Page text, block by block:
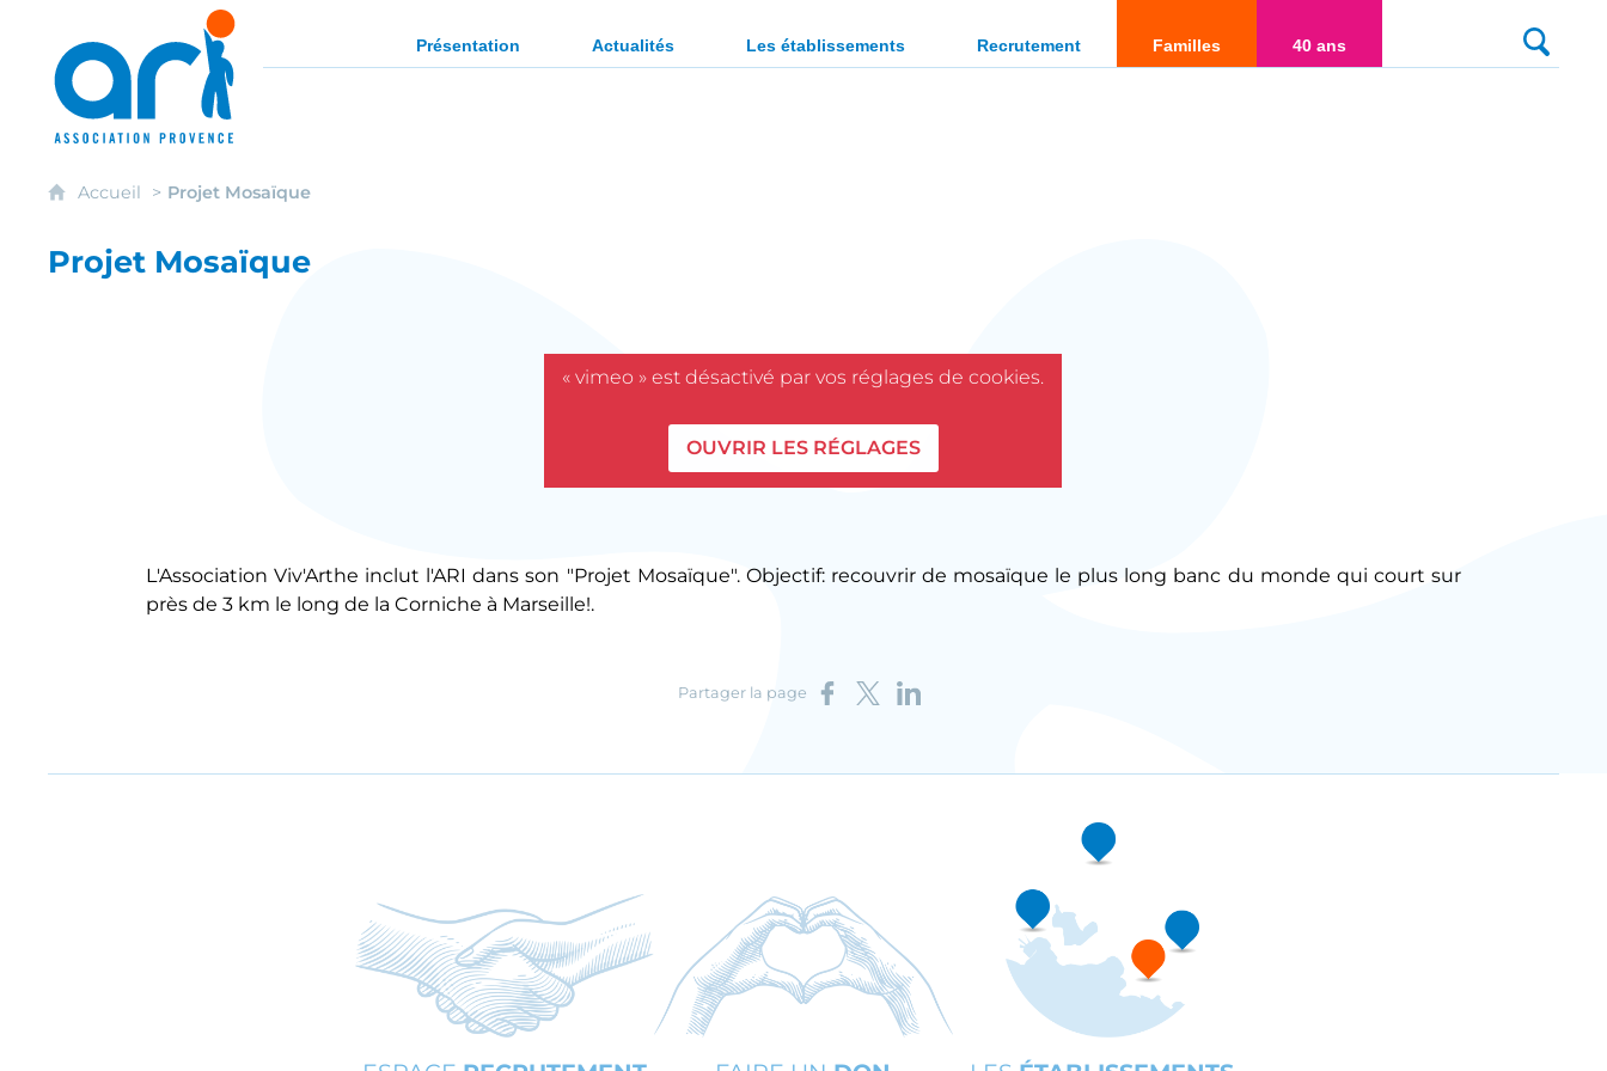
ARI - Association régionale pour l'intégration des personnes en situation de handicap ou en difficulté
Présentation Actualités Les établissements Recrutement Familles 40 ans
Accueil Projet Mosaïque
Projet Mosaïque
« vimeo » est désactivé par vos réglages de cookies.
OUVRIR LES RÉGLAGES
L'Association Viv'Arthe inclut l'ARI dans son "Projet Mosaïque". Objectif: recouvrir de mosaïque le plus long banc du monde qui court sur
près de 3 km le long de la Corniche à Marseille!.
Partager la page Partager sur Facebook
Partager sur X
Partager sur LinkedIn